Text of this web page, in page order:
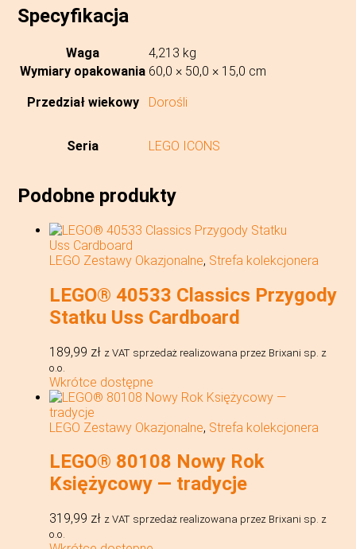
Specyfikacja
Waga
4,213 kg
Wymiary opakowania 60,0 × 50,0 × 15,0 cm
Przedział wiekowy Dorośli
Seria LEGO ICONS
Podobne produkty
LEGO Zestawy Okazjonalne, Strefa kolekcjonera
LEGO® 40533 Classics Przygody
Statku Uss Cardboard
189,99 zł z VAT sprzedaż realizowana przez Brixani sp. z
o.o.
Wkrótce dostępne
LEGO Zestawy Okazjonalne, Strefa kolekcjonera
LEGO® 80108 Nowy Rok
Księżycowy — tradycje
319,99 zł z VAT sprzedaż realizowana przez Brixani sp. z
o.o.